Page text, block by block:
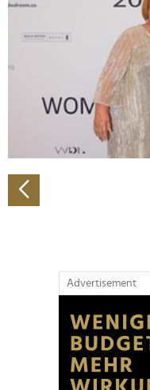
Wir verwenden
personalisieren,
zu können und die
analysieren.
Verwendung unserer
soziale Medien,
Partner führen diese
weiteren Daten
gesammelt haben.
Advertisement